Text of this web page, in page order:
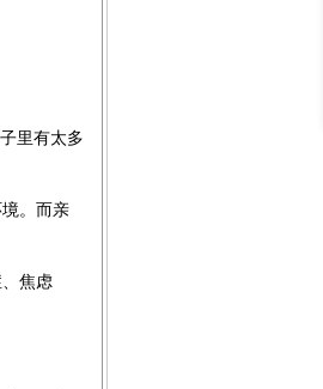
里有太多
。而亲
焦虑